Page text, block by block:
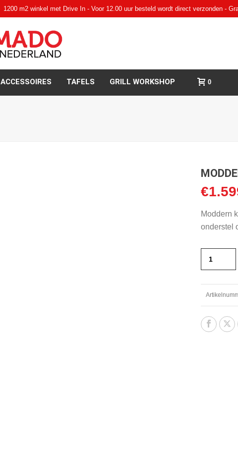
1200 m2 winkel met Drive In - Voor 12.00 uur besteld wordt direct verzonden -
ACCESSOIRES TAFELS GRILL WORKSHOP 0
€
Moddern
onderstel